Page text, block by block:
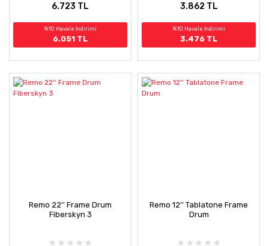
6.723 TL
%10 Havale İndirimi
6.051 TL
3.862 TL
%10 Havale İndirimi
3.476 TL
Remo 22'' Frame Drum
Fiberskyn 3
Remo 12'' Tablatone Frame
Drum